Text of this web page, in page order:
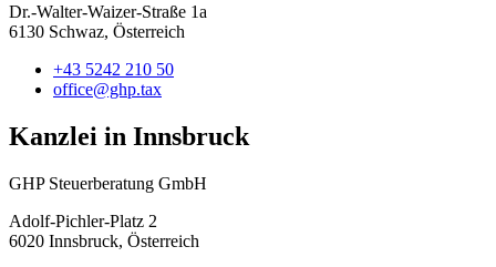
Dr.-Walter-Waizer-Straße 1a
6130 Schwaz, Österreich
+43 5242 210 50
office@ghp.tax
Kanzlei in Innsbruck
GHP Steuerberatung GmbH
Adolf-Pichler-Platz 2
6020 Innsbruck, Österreich